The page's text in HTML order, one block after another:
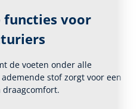
functies voor
de voeten onder alle
stof zorgt voor een
draagcomfort.